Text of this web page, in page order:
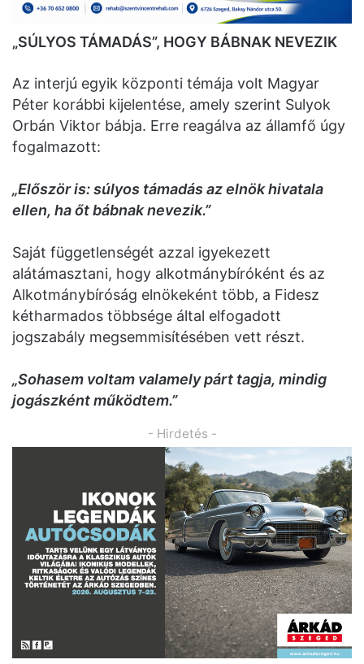
„SÚLYOS TÁMADÁS”, HOGY BÁBNAK NEVEZIK
Az interjú egyik központi témája volt Magyar
Péter korábbi kijelentése, amely szerint Sulyok
Orbán Viktor bábja. Erre reagálva az államfő úgy
fogalmazott:
„Először is: súlyos támadás az elnök hivatala
ellen, ha őt bábnak nevezik.”
Saját függetlenségét azzal igyekezett
alátámasztani, hogy alkotmánybíróként és az
Alkotmánybíróság elnökeként több, a Fidesz
kétharmados többsége által elfogadott
jogszabály megsemmisítésében vett részt.
„Sohasem voltam valamely párt tagja, mindig
jogászként működtem.”
- Hirdetés -